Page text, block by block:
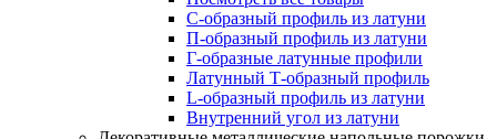
C-образный профиль из латуни
П-образный профиль из латуни
Г-образные латунные профили
Латунный Т-образный профиль
L-образный профиль из латуни
Внутренний угол из латуни